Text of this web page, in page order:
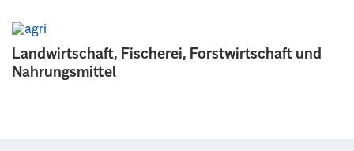
Landwirtschaft, Fischerei, Forstwirtschaft und
Nahrungsmittel